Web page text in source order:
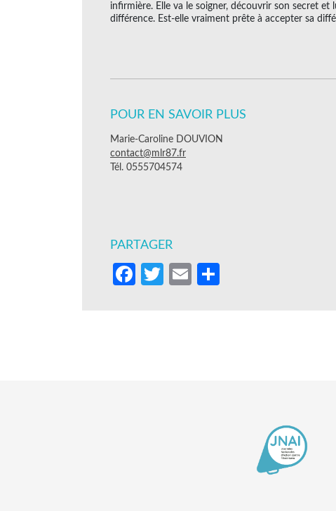
infirmière. Elle va le soigner, découvrir son secret et
différence. Est-elle vraiment prête à accepter sa
POUR EN SAVOIR PLUS
Marie-Caroline DOUVION
contact@mlr87.fr
Tél. 0555704574
PARTAGER
Facebook
Twitter
Email